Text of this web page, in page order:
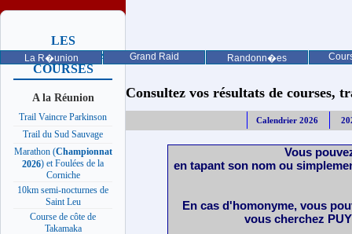
La R�union Grand Raid Randonn�es
LES
PROCHAINES
COURSES
A la Réunion
Trail Vaincre Parkinson
Trail du Sud Sauvage
Marathon (Championnat
2026) et Foulées de la
Corniche
10km semi-nocturnes de
Saint Leu
Course de côte de
Takamaka
Consultez vos résultats de courses,
Calendrier 2026
Vous
en tapant son nom ou
En cas d'homonyme, vous
vous cherchez